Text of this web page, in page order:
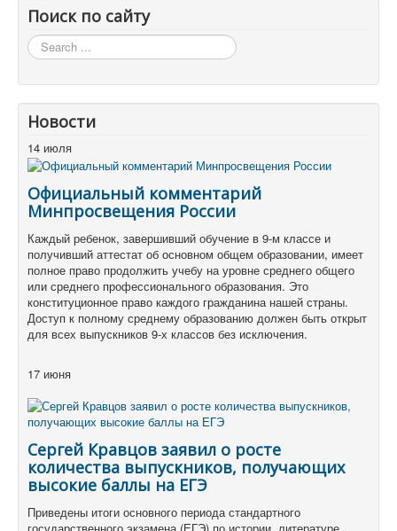
Поиск по сайту
Поиск
по
Новости
14 июля
Официальный комментарий
Минпросвещения России
Каждый ребенок, завершивший обучение в 9-м классе и
получивший аттестат об основном общем образовании, имеет
полное право продолжить учебу на уровне среднего общего
или среднего профессионального образования. Это
конституционное право каждого гражданина нашей страны.
Доступ к полному среднему образованию должен быть открыт
для всех выпускников 9-х классов без исключения.
17 июня
Сергей Кравцов заявил о росте
количества выпускников, получающих
высокие баллы на ЕГЭ
Приведены итоги основного периода стандартного